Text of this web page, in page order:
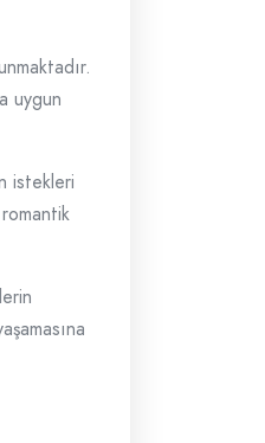
uygun
istekleri